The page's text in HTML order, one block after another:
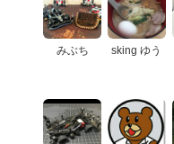
みぶち sking ゆう